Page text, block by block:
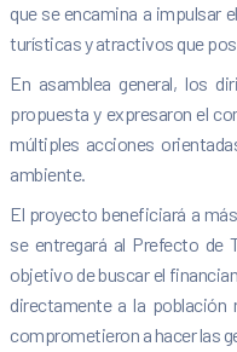
que se encamina a impulsar
turísticas y atractivos que
En asamblea general, los
propuesta y expresaron el
múltiples acciones
ambiente.
El proyecto beneficiará a
se entregará al Prefecto de
objetivo de buscar el
directamente a la población
comprometieron a hacer las